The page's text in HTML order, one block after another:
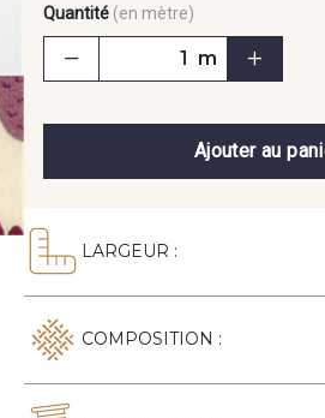
Quantité (en mètre)
m
Ajouter au
LARGEUR :
COMPOSITION :